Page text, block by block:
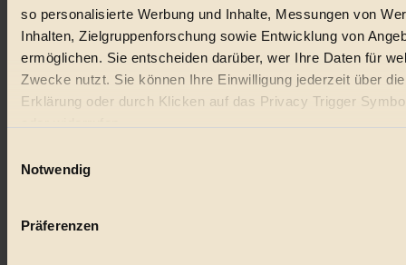
so personalisierte Werbung und Inhalte, Messungen von
Inhalten, Zielgruppenforschung sowie Entwicklung von
ermöglichen. Sie entscheiden darüber, wer Ihre Daten für
Zwecke nutzt. Sie können Ihre Einwilligung jederzeit über
Erklärung oder durch Klicken auf das Privacy Trigger
Wenn Sie es erlauben, würden wir auch gerne:
Ihr Gerät durch aktives Scannen nach bestimmten
Notwendig
Präferenzen
Folge uns auf Instagram
Themen
Bio
Vegan